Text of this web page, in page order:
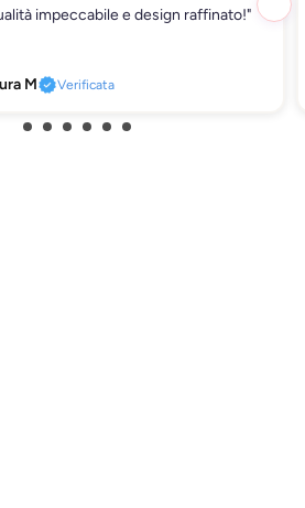
impeccabile e design raffinato!"
M Verificata